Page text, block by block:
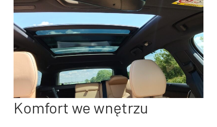
Komfort we wnętrzu